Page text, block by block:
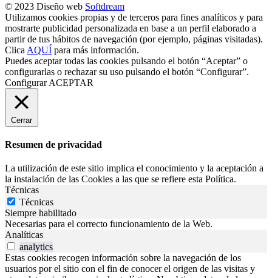
© 2023 Diseño web Softdream
Utilizamos cookies propias y de terceros para fines analíticos y para
mostrarte publicidad personalizada en base a un perfil elaborado a
partir de tus hábitos de navegación (por ejemplo, páginas visitadas).
Clica AQUÍ para más información.
Puedes aceptar todas las cookies pulsando el botón “Aceptar” o
configurarlas o rechazar su uso pulsando el botón “Configurar”.
Configurar ACEPTAR
Cerrar
Resumen de privacidad
La utilización de este sitio implica el conocimiento y la aceptación a
la instalación de las Cookies a las que se refiere esta Política.
Técnicas
Técnicas
Siempre habilitado
Necesarias para el correcto funcionamiento de la Web.
Analíticas
analytics
Estas cookies recogen información sobre la navegación de los
usuarios por el sitio con el fin de conocer el origen de las visitas y